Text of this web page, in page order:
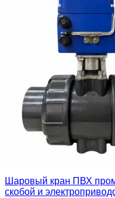
Шаровый кран ПВХ
скобой и